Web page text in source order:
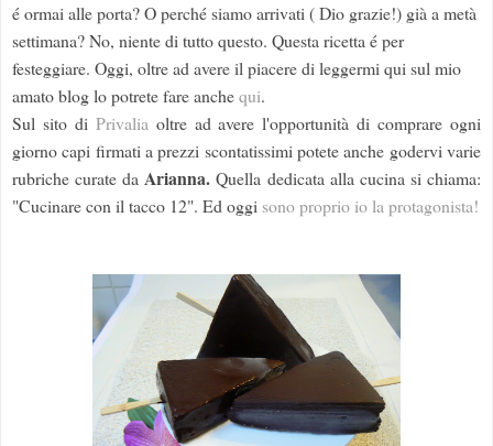
é ormai alle porta? O perché siamo arrivati ( Dio grazie!) già a metà
settimana? No, niente di tutto questo. Questa ricetta é per
festeggiare. Oggi, oltre ad avere il piacere di leggermi qui sul mio
amato blog lo potrete fare anchequi.
Sul sito di Privaliaoltre ad avere l'opportunità di comprare ogni
giorno capi firmati a prezzi scontatissimi potete anche godervi varie
rubriche curate da Arianna.Quella dedicata alla cucina si chiama:
"Cucinare con il tacco 12". Ed oggi sono proprio io la protagonista!